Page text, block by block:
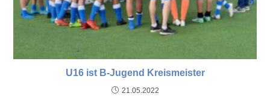
U16 ist B-Jugend Kreismeister
21.05.2022